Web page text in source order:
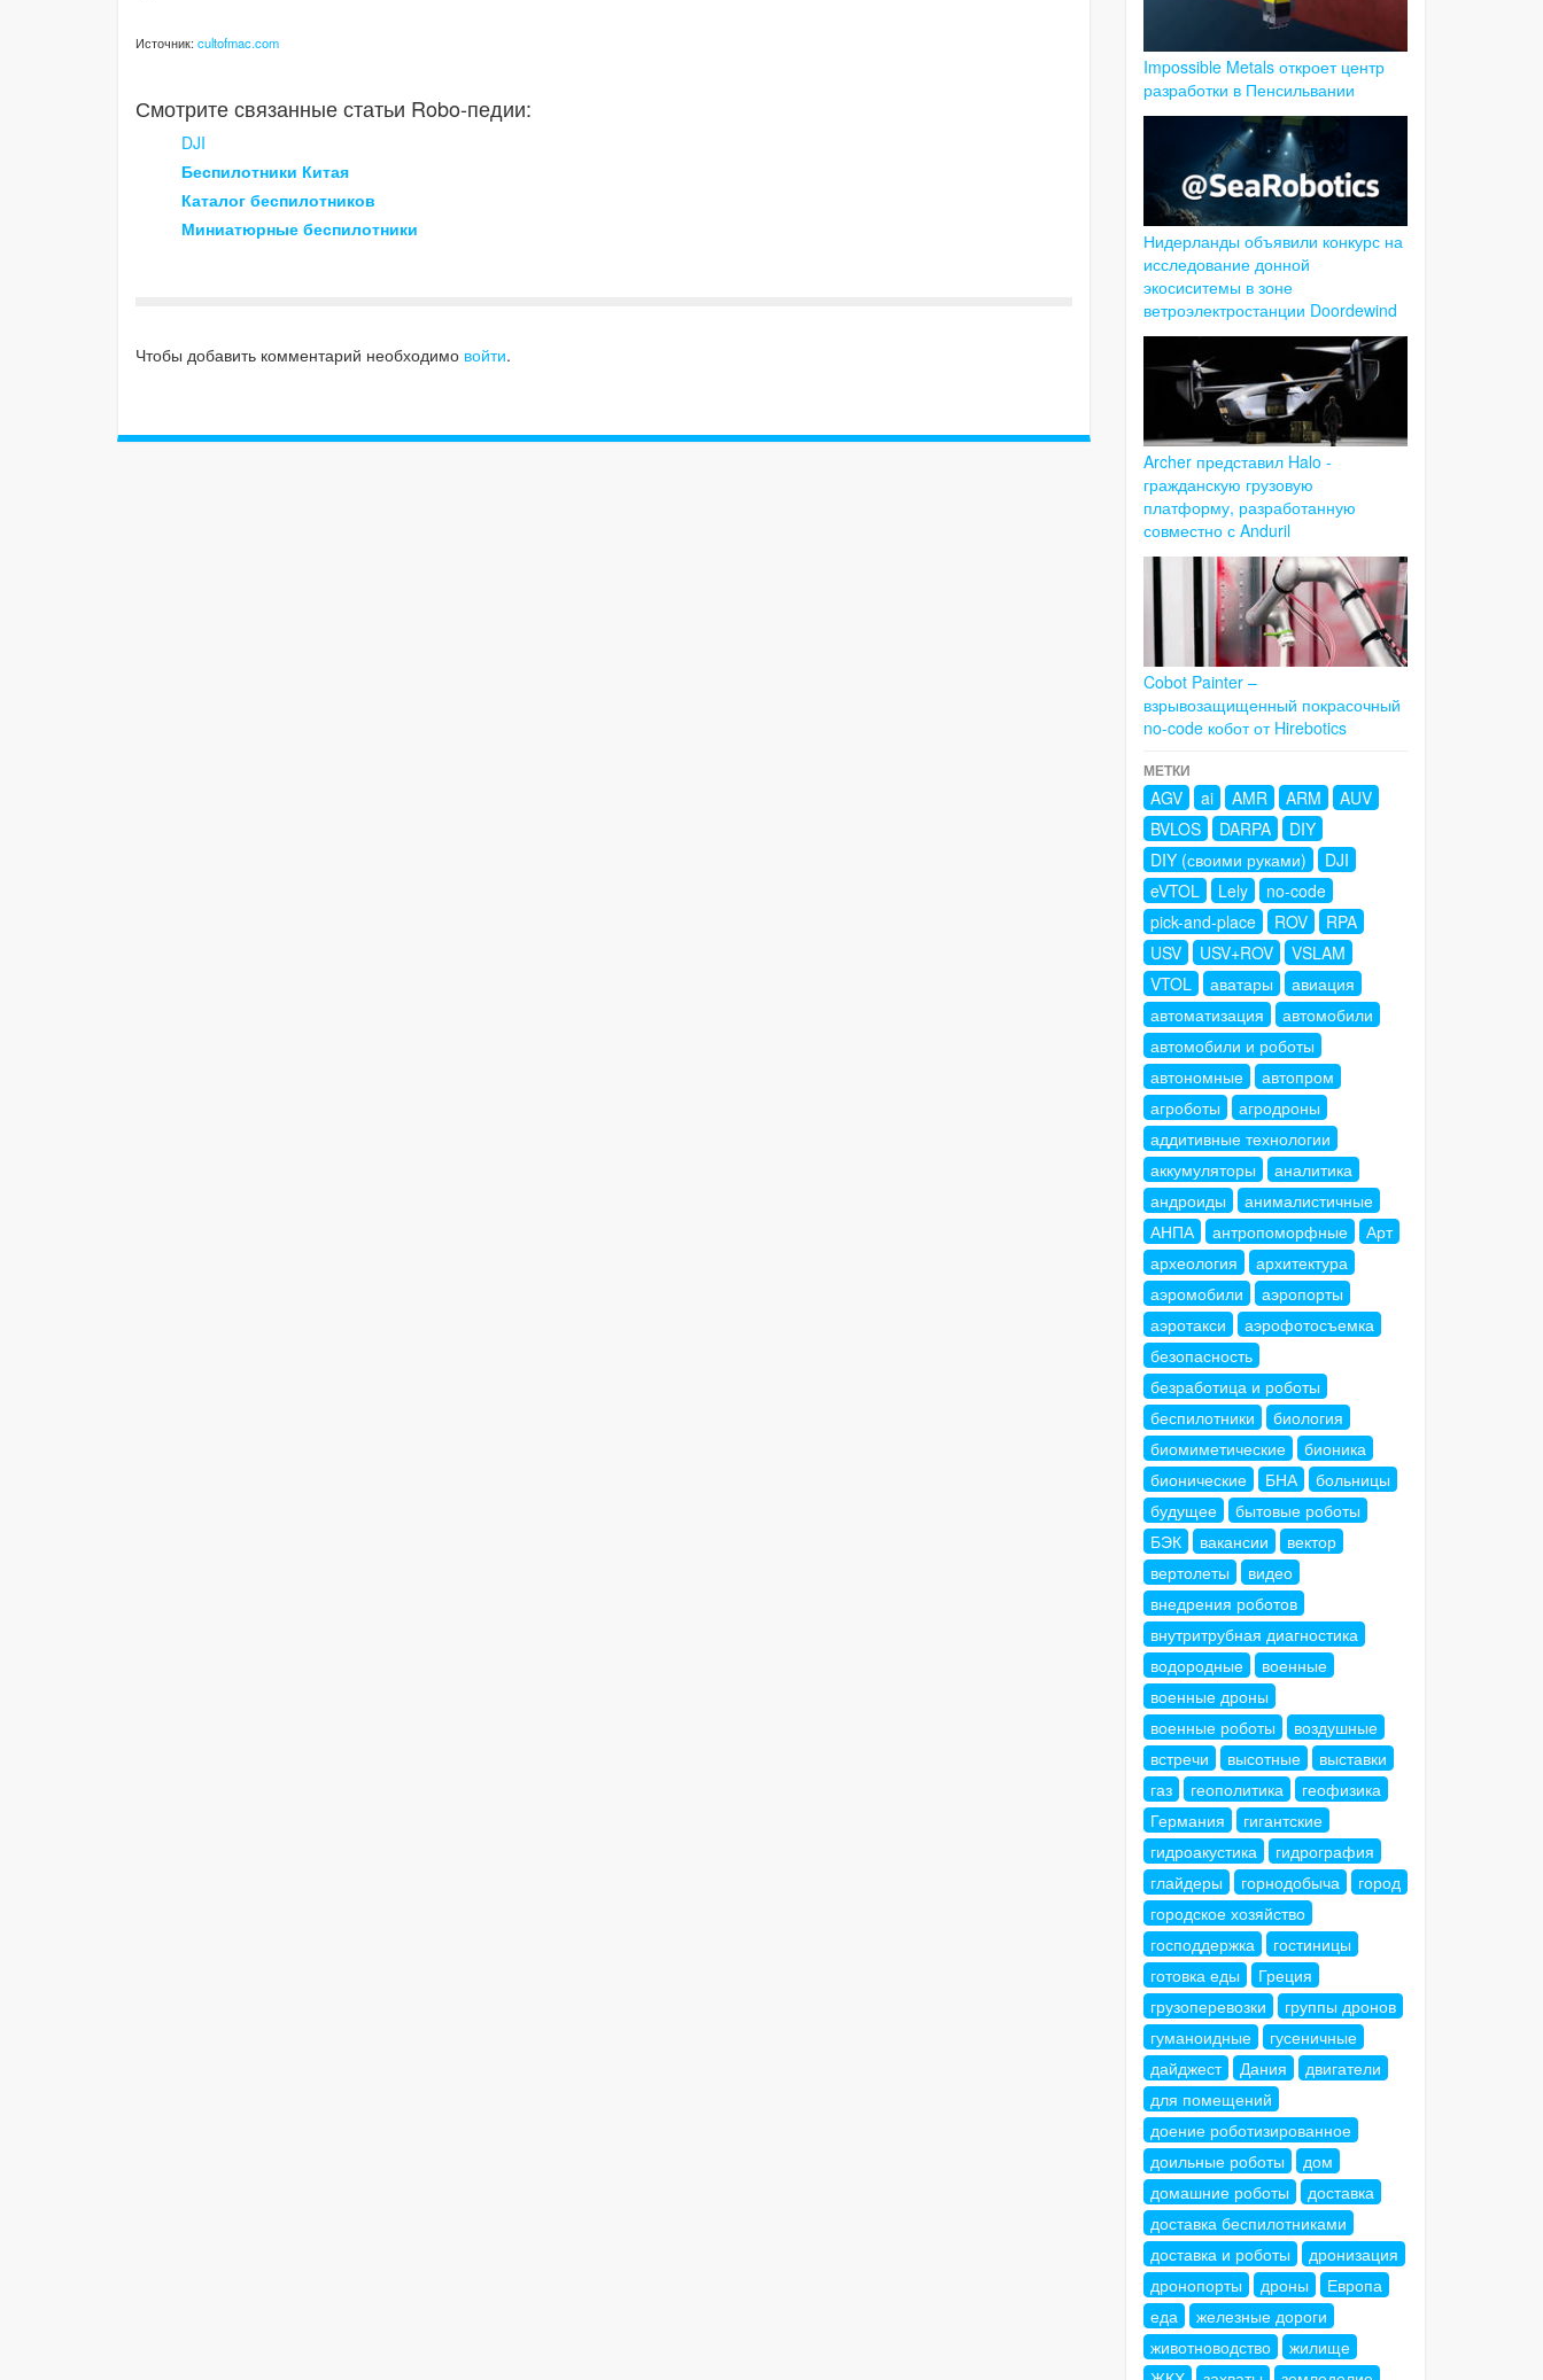
Источник:cultofmac.com
Смотрите связанные статьи Robo-педии:
DJI
Беспилотники Китая
Каталог беспилотников
Миниатюрные беспилотники
Чтобы добавить комментарий необходимо войти.
Impossible Metals откроет центр
разработки в Пенсильвании
Нидерланды объявили конкурс на
исследование донной
экосиситемы в зоне
ветроэлектростанции Doordewind
Archer представил Halo -
гражданскую грузовую
платформу, разработанную
совместно с Anduril
Cobot Painter –
взрывозащищенный покрасочный
no-code кобот от Hirebotics
МЕТКИ
AGV ai AMR ARM
AUV
BVLOS
DARPA
DIY
DIY (своими руками)
DJI
eVTOL
Lely
no-code
pick-and-place
ROV
RPA
USV
USV+ROV
VSLAM
VTOL
аватары
авиация
автоматизация
автомобили
автомобили и роботы
автономные
автопром
агроботы
агродроны
аддитивные технологии
аккумуляторы
аналитика
андроиды
анималистичные
АНПА
антропоморфные
Арт
археология
архитектура
аэромобили
аэропорты
аэротакси
аэрофотосъемка
безопасность
безработица и роботы
беспилотники
биология
биомиметические
бионика
бионические
БНА
больницы
будущее
бытовые роботы
БЭК
вакансии
вектор
вертолеты
видео
внедрения роботов
внутритрубная диагностика
водородные
военные
военные дроны
военные роботы
воздушные
встречи
высотные
выставки
газ
геополитика
геофизика
Германия
гигантские
гидроакустика
гидрография
глайдеры
горнодобыча
город
городское хозяйство
господдержка
гостиницы
готовка еды
Греция
грузоперевозки
группы дронов
гуманоидные
гусеничные
дайджест
Дания
двигатели
для помещений
доение роботизированное
доильные роботы
дом
домашние роботы
доставка
доставка беспилотниками
доставка и роботы
дронизация
дронопорты
дроны
Европа
еда
железные дороги
животноводство
жилище